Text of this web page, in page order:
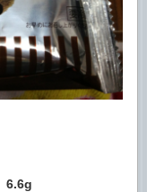
6.6g